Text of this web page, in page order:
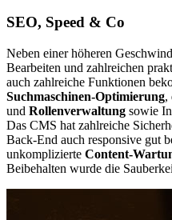
SEO, Speed & Co
Neben einer höheren
Bearbeiten und zahlreichen
auch zahlreiche Funktionen
Suchmaschinen-Optimierung,
und Rollenverwaltung sowie
Das CMS hat zahlreiche
Back-End auch responsive gut
unkomplizierte Content-
Beibehalten wurde die